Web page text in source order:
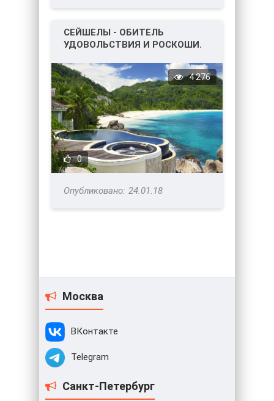
СЕЙШЕЛЫ - ОБИТЕЛЬ
УДОВОЛЬСТВИЯ И РОСКОШИ.
0
4 276
24.01.18
Москва
ВКонтакте
Telegram
Санкт-Петербург